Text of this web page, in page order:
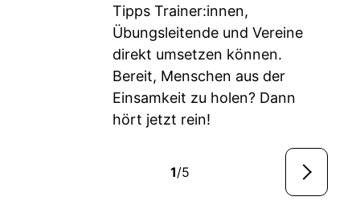
Tipps Trainer:innen,
Übungsleitende und Vereine
direkt umsetzen können.
Bereit, Menschen aus der
Einsamkeit zu holen? Dann
hört jetzt rein!
1/5